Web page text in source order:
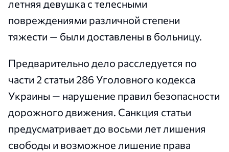
летняя девушка с телесными
повреждениями различной степени
тяжести — были доставлены в больницу.
Предварительно дело расследуется по
части 2 статьи 286 Уголовного кодекса
Украины — нарушение правил безопасности
дорожного движения. Санкция статьи
предусматривает до восьми лет лишения
свободы и возможное лишение права